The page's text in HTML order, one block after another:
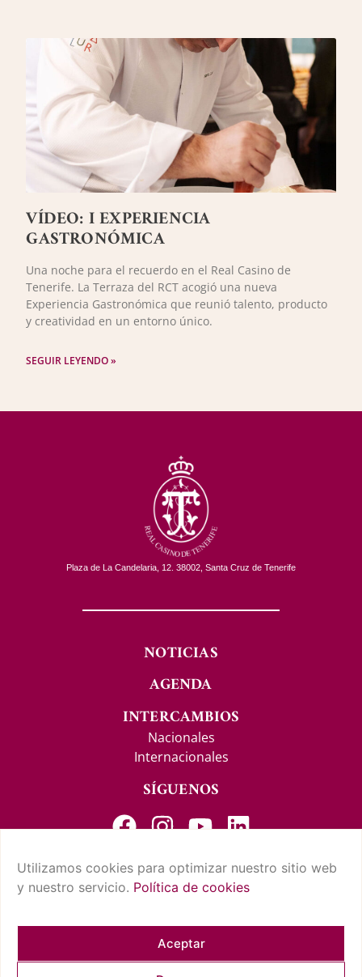
Utilizamos cookies para optimizar nuestro sitio web
y nuestro servicio. Política de cookies
Aceptar
VÍDEO: I EXPERIENCIA
GASTRONÓMICA
Una noche para el recuerdo en el Real Casino de
Tenerife. La Terraza del RCT acogió una nueva
Experiencia Gastronómica que reunió talento, producto
y creatividad en un entorno único.
SEGUIR LEYENDO »
Plaza de La Candelaria, 12. 38002, Santa Cruz de Tenerife
NOTICIAS
AGENDA
INTERCAMBIOS
Nacionales
Internacionales
SÍGUENOS
CONTACTO Y SUGERENCIAS
AVISO LEGAL
CUMPLIMIENTO NORMATIVO